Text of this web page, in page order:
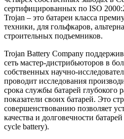
сертифицированных по ISO
Trojan – это батареи класса
техники, для гольфкаров,
строительных подъемников.
Trojan Battery Company
сеть мастер-дистрибьюторов в
собственных научно-
проводит исследования
срока службы батарей глубокого
показатели своих батарей. Это
совершенствованию позволяет
качества и долговечности
cycle battery).